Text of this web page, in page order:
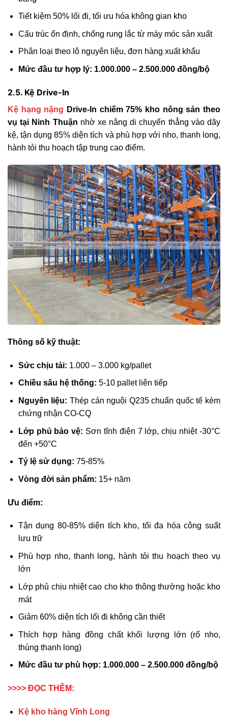
Tiết kiệm 50% lối đi, tối ưu hóa không gian kho
Cấu trúc ổn định, chống rung lắc từ máy móc sản xuất
Phân loại theo lô nguyên liệu, đơn hàng xuất khẩu
Mức đầu tư hợp lý: 1.000.000 – 2.500.000 đồng/bộ
2.5. Kệ Drive-In
Kệ hạng nặng Drive-In chiếm 75% kho nông sản theo
vụ tại Ninh Thuận nhờ xe nâng di chuyển thẳng vào dãy
kệ, tận dụng 85% diện tích và phù hợp với nho, thanh long,
hành tỏi thu hoạch tập trung cao điểm.
Thông số kỹ thuật:
Sức chịu tải: 1.000 – 3.000 kg/pallet
Chiều sâu hệ thống: 5-10 pallet liên tiếp
Nguyên liệu: Thép cán nguội Q235 chuẩn quốc tế kèm
chứng nhận CO-CQ
Lớp phủ bảo vệ: Sơn tĩnh điện 7 lớp, chịu nhiệt -30°C
đến +50°C
Tỷ lệ sử dụng: 75-85%
Vòng đời sản phẩm: 15+ năm
Ưu điểm:
Tận dụng 80-85% diện tích kho, tối đa hóa công suất
lưu trữ
Phù hợp nho, thanh long, hành tỏi thu hoạch theo vụ
lớn
Lớp phủ chịu nhiệt cao cho kho thông thường hoặc kho
mát
Giảm 60% diện tích lối đi không cần thiết
Thích hợp hàng đồng chất khối lượng lớn (rổ nho,
thùng thanh long)
Mức đầu tư phù hợp: 1.000.000 – 2.500.000 đồng/bộ
>>>> ĐỌC THÊM:
Kệ kho hàng Vĩnh Long